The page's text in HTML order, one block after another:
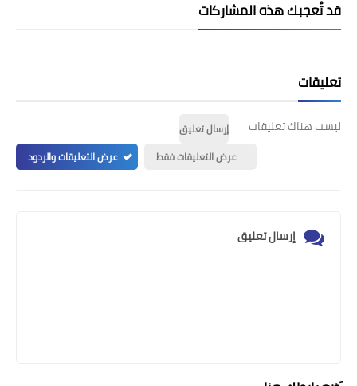
قد تُعجبك هذه المشاركات
تعليقات
ليست هناك تعليقات
إرسال تعليق
عرض التعليقات فقط
عرض التعليقات والردود
إرسال تعليق